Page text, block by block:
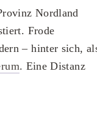
Nordland
Frode
– hinter sich,
. Eine Distanz